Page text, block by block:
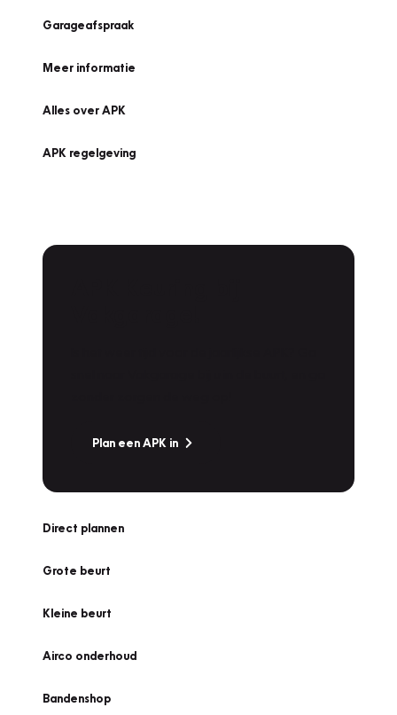
Garageafspraak
Meer informatie
Alles over APK
APK regelgeving
Plan een APK in
Direct plannen
Grote beurt
Kleine beurt
Airco onderhoud
Bandenshop